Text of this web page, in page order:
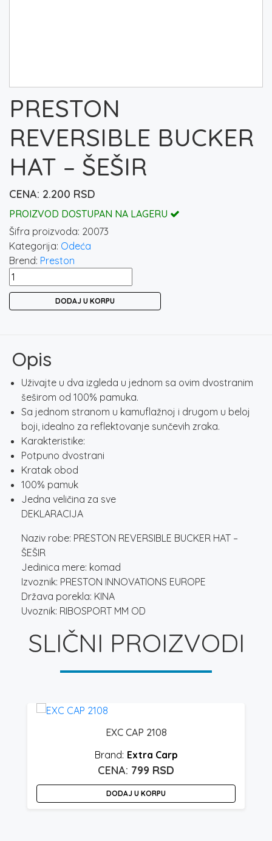
PRESTON
REVERSIBLE BUCKER
HAT – ŠEŠIR
2.200 RSD
PROIZVOD DOSTUPAN NA LAGERU
Šifra proizvoda: 20073
Kategorija: Odeća
Brend: Preston
PRESTON
REVERSIBLE
količina
DODAJ U KORPU
Opis
Uživajte u dva izgleda u jednom sa ovim dvostranim
šeširom od 100% pamuka.
Sa jednom stranom u kamuflažnoj i drugom u beloj
boji, idealno za reflektovanje sunčevih zraka.
Karakteristike:
Potpuno dvostrani
Kratak obod
100% pamuk
Jedna veličina za sve
DEKLARACIJA
Naziv robe: PRESTON REVERSIBLE BUCKER HAT –
ŠEŠIR
Jedinica mere: komad
Izvoznik: PRESTON INNOVATIONS EUROPE
Država porekla: KINA
Uvoznik: RIBOSPORT MM OD
SLIČNI PROIZVODI
EXC CAP 2108
Extra Carp
799 RSD
DODAJ U KORPU